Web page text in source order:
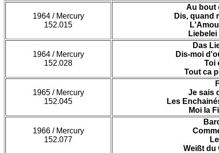
1964 / Mercury
152.015
Au bout
Dis, quand
Liebelei
1964 / Mercury
152.028
Das
Dis-moi
Toi
Tout ca
1965 / Mercury
152.045
Je sais
Les
Moi la
1966 / Mercury
152.077
Weißt du